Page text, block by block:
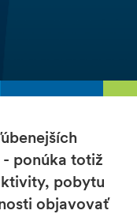
- ponúka totiž
pobytu
objavovať